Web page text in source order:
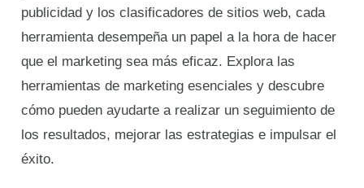
publicidad y los clasificadores de sitios web, cada
herramienta desempeña un papel a la hora de hacer
que el marketing sea más eficaz. Explora las
herramientas de marketing esenciales y descubre
cómo pueden ayudarte a realizar un seguimiento de
los resultados, mejorar las estrategias e impulsar el
éxito.